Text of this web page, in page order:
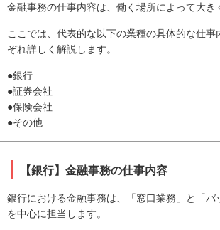
金融事務の仕事内容は、働く場所によって大き
ここでは、代表的な以下の業種の具体的な仕事
ぞれ詳しく解説します。
●銀行
●証券会社
●保険会社
●その他
【銀行】金融事務の仕事内容
銀行における金融事務は、「窓口業務」と「バ
を中心に担当します。